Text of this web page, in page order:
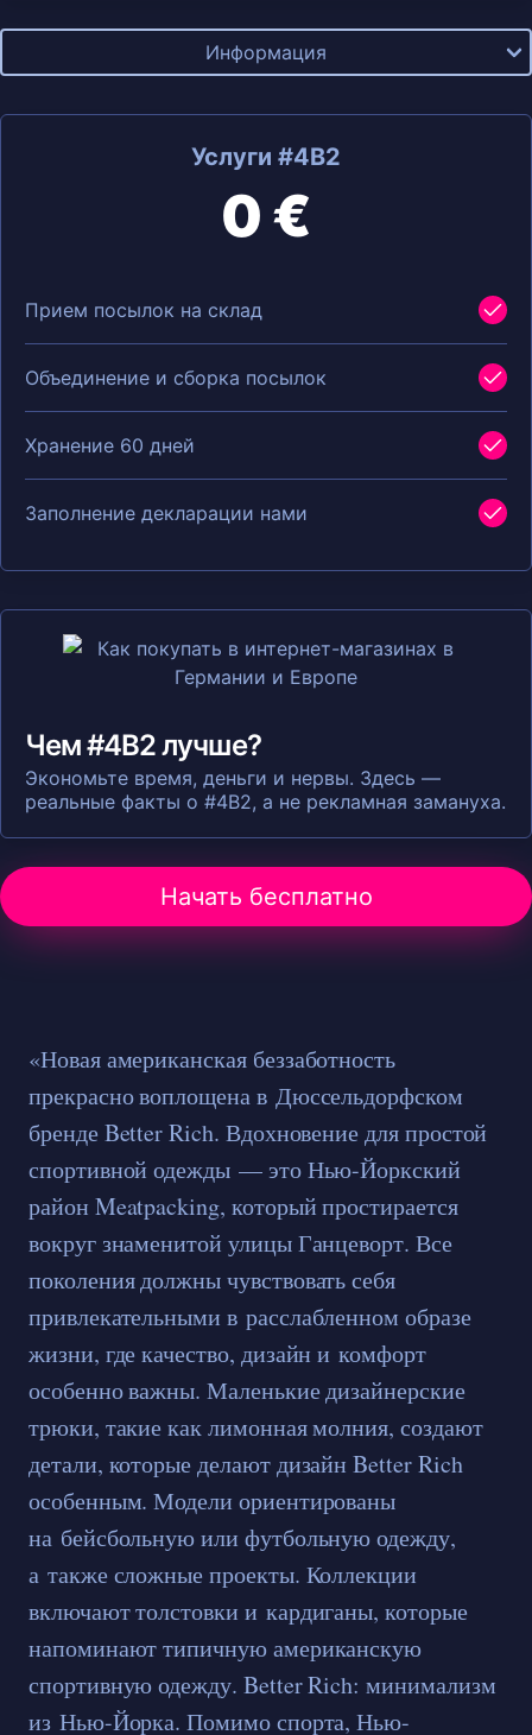
Информация
Услуги #4B2
0 €
Прием посылок на склад
Объединение и сборка посылок
Хранение 60 дней
Заполнение декларации нами
Чем #4B2 лучше?
Экономьте время, деньги и нервы. Здесь —
реальные факты о #4B2, а не рекламная замануха.
Начать бесплатно
«Новая американская беззаботность
прекрасно воплощена в Дюссельдорфском
бренде Better Rich. Вдохновение для простой
спортивной одежды — это Нью-Йоркский
район Meatpacking, который простирается
вокруг знаменитой улицы Ганцеворт. Все
поколения должны чувствовать себя
привлекательными в расслабленном образе
жизни, где качество, дизайн и комфорт
особенно важны. Маленькие дизайнерские
трюки, такие как лимонная молния, создают
детали, которые делают дизайн Better Rich
особенным. Модели ориентированы
на бейсбольную или футбольную одежду,
а также сложные проекты. Коллекции
включают толстовки и кардиганы, которые
напоминают типичную американскую
спортивную одежду. Better Rich: минимализм
из Нью-Йорка. Помимо спорта, Нью-